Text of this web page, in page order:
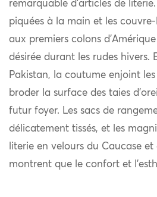
remarquable d’articles de
piquées à la main et les
aux premiers colons
désirée durant les rudes hivers.
Pakistan, la coutume enjoint
broder la surface des taies
futur foyer. Les sacs de
délicatement tissés, et les
literie en velours du Caucase et
montrent que le confort et